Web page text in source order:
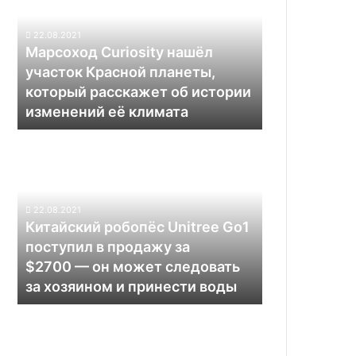
планеты,
который
расскажет
об
истории
изменений
22.08.2021
Марсоход Curiosity нашёл
участок Красной планеты,
который расскажет об истории
изменений её климата
за
$2700 —
он
может
22.08.2021
Китайский робопёс Unitree Go1
поступил в продажу за
$2700 — он может следовать
за хозяином и принести воды